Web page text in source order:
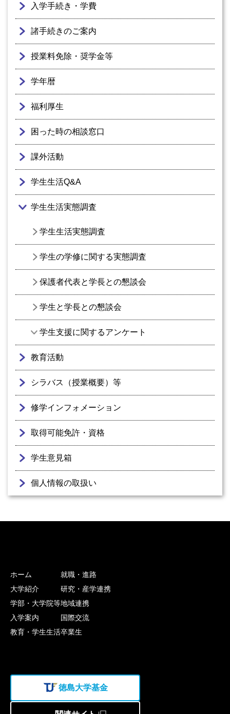
入学手続き・学費
諸手続きのご案内
授業料免除・奨学金等
学年暦
福利厚生
困った時の相談窓口
課外活動
学生生活Q&A
学生生活実態調査
学生生活実態調査
学生の学修に関する実態調査
保護者代表と学長との懇談会
学生と学長との懇談会
学生支援に関するアンケート
教育活動
シラバス（授業概要）等
修学インフォメーション
取得可能免許・資格
学生意見箱
個人情報の取扱い
ホーム
大学紹介
学部・大学院等
入学案内
教育・学生生活
就職・進路
研究・産学連携
地域連携
国際交流
卒業生
徳島大学基金